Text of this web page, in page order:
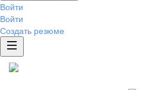
Войти
Войти
Создать резюме